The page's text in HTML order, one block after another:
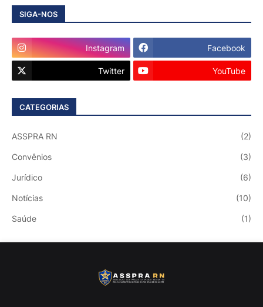
SIGA-NOS
Instagram Facebook
Twitter YouTube
CATEGORIAS
ASSPRA RN (2)
Convênios (3)
Jurídico (6)
Notícias (10)
Saúde (1)